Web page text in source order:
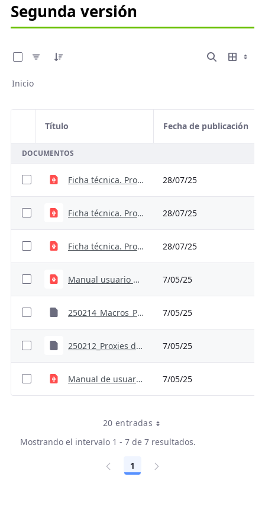
Segunda versión
Inicio
Selección del elemento
Título Fecha de publicación
DOCUMENTOS
Ficha técnica. Proxy_ValoraciónResiduos 28/07/25
Ficha técnica. Proxy_TecnologíasRiego 28/07/25
Ficha técnica. Proxy_EstrésHídrico.cleaned 28/07/25
Manual usuario dimension ambiental residuos para sector agricultura 7/05/25
250214_Macros_Proxies dimensión ambiental residuos para sector agricultura 7/05/25
250212_Proxies dimensión residuos y recurso hidríco para el sector agricultura 7/05/25
Manual de usuario dimensión de residuos y recurso hídrico 7/05/25
20 entradas
Mostrando el intervalo 1 - 7 de 7 resultados.
Página
1